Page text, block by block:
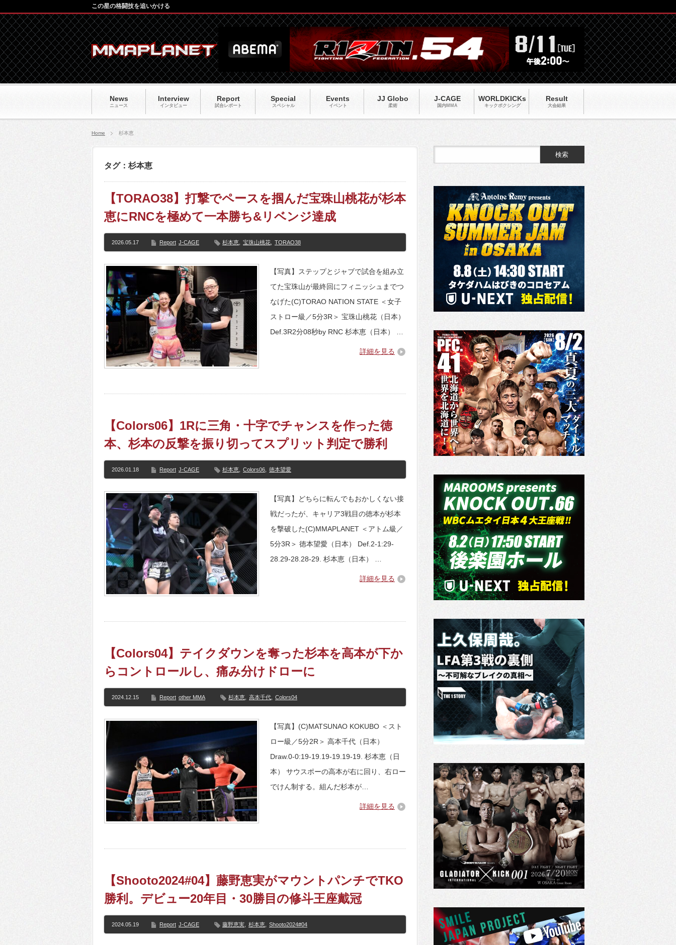
News
ニュース
Interview
インタビュー
Report
試合レポート
Special
スペシャル
Events
イベント
JJ Globo
柔術
J-CAGE
国内MMA
WORLDKICKs
キックポクシング
Result
大会結果
この星の格闘技を追いかける
Home 杉本恵
タグ：杉本恵
【TORAO38】打撃でペースを掴んだ宝珠山桃花が杉本
恵にRNCを極めて一本勝ち&リベンジ達成
2026.05.17 Report J-CAGE 杉本恵 宝珠山桃花 TORAO38
【写真】ステップとジャブで試合を組み立
てた宝珠山が最終回にフィニッシュまでつ
なげた(C)TORAO NATION STATE ＜女子
ストロー級／5分3R＞ 宝珠山桃花（日本）
Def.3R2分08秒by RNC 杉本恵（日本） …
詳細を見る
【Colors06】1Rに三角・十字でチャンスを作った徳
本、杉本の反撃を振り切ってスプリット判定で勝利
2026.01.18 Report J-CAGE 杉本恵 Colors06 徳本望愛
【写真】どちらに転んでもおかしくない接
戦だったが、キャリア3戦目の徳本が杉本
を撃破した(C)MMAPLANET ＜アトム級／
5分3R＞ 徳本望愛（日本） Def.2-1:29-
28.29-28.28-29. 杉本恵（日本） …
詳細を見る
【Colors04】テイクダウンを奪った杉本を高本が下か
らコントロールし、痛み分けドローに
2024.12.15 Report other MMA 杉本恵 高本千代 Colors04
【写真】(C)MATSUNAO KOKUBO ＜スト
ロー級／5分2R＞ 高本千代（日本）
Draw.0-0:19-19.19-19.19-19. 杉本恵（日
本） サウスポーの高本が右に回り、右ロー
でけん制する。組んだ杉本が…
詳細を見る
【Shooto2024#04】藤野恵実がマウントパンチでTKO
勝利。デビュー20年目・30勝目の修斗王座戴冠
2024.05.19 Report J-CAGE 藤野恵実 杉本恵 Shooto2024#04